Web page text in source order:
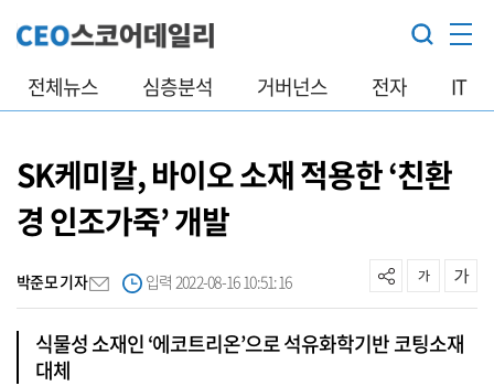
전체뉴스 심층분석 거버넌스 전자 IT
SK케미칼, 바이오 소재 적용한 ‘친환
경 인조가죽’ 개발
박준모 기자 입력 2022-08-16 10:51:16
식물성 소재인 ‘에코트리온’으로 석유화학기반 코팅소재
대체